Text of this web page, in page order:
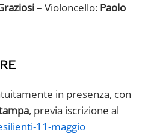
– Violoncello: Paolo
in presenza, con
, previa iscrizione al
11-maggio